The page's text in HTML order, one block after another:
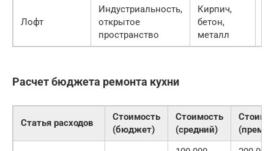
Лофт
Индустриальность,
открытое
пространство
Кирпич,
бетон,
металл
Расчет бюджета ремонта кухни
Статья расходов
Стоимость
(бюджет)
Стоимость
(средний)